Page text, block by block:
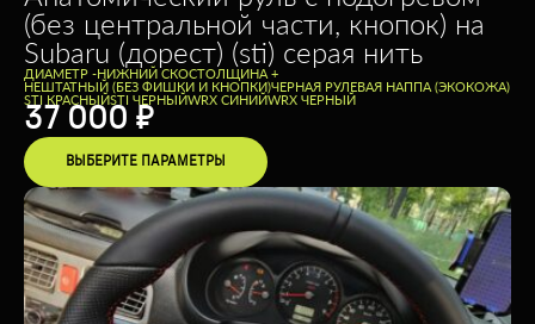
(без центральной части, кнопок) на
Subaru (дорест) (sti) серая нить
ДИАМЕТР -НИЖНИЙ СКОСТОЛЩИНА +
НЕШТАТНЫЙ (БЕЗ ФИШКИ И КНОПКИ)ЧЕРНАЯ РУЛЕВАЯ НАППА (ЭКОКОЖА)
STI КРАСНЫЙSTI ЧЕРНЫЙWRX СИНИЙWRX ЧЕРНЫЙ
37 000 ₽
ВЫБЕРИТЕ ПАРАМЕТРЫ